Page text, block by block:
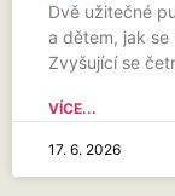
Dvě užitečné
a dětem, jak
Zvyšující se
VÍCE...
17. 6. 2026